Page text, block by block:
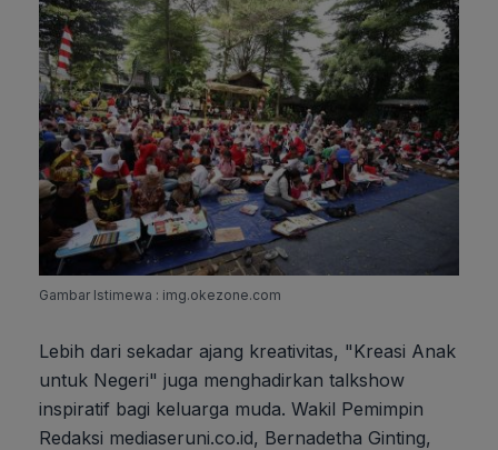
Gambar Istimewa : img.okezone.com
Lebih dari sekadar ajang kreativitas, "Kreasi Anak
untuk Negeri" juga menghadirkan talkshow
inspiratif bagi keluarga muda. Wakil Pemimpin
Redaksi mediaseruni.co.id, Bernadetha Ginting,